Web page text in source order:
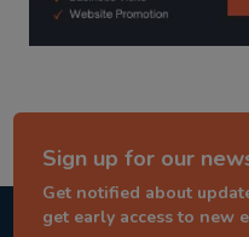
Sign up for our
Get notified about
get early access to new